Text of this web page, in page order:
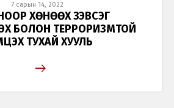
7 сарын 14, 2022
ХӨНӨӨХ ЗЭВСЭГ
БОЛОН ТЕРРОРИЗМТОЙ
ТУХАЙ ХУУЛЬ